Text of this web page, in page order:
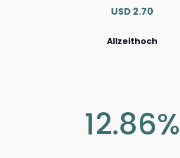
USD 2.70
Allzeithoch
12.86%